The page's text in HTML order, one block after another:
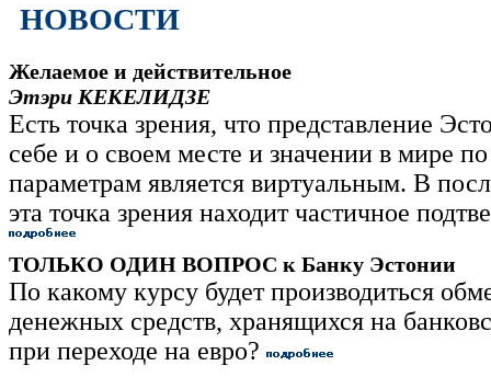
НОВОСТИ
Желаемое и действительное
Этэри КЕКЕЛИДЗЕ
Есть точка зрения, что представление
себе и о своем месте и значении в мире
параметрам является виртуальным. В
эта точка зрения находит частичное
ТОЛЬКО ОДИН ВОПРОС к Банку Эстонии
По какому курсу будет производиться
денежных средств, хранящихся на
при переходе на евро?